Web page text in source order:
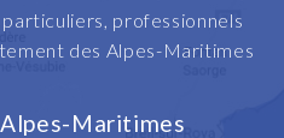
professionnels
des Alpes-Maritimes
Maritimes